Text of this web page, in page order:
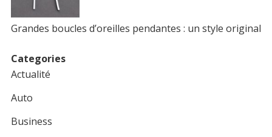
Grandes boucles d’oreilles pendantes : un style original
Categories
Actualité
Auto
Business